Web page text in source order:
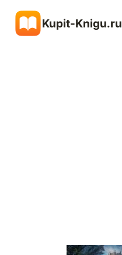
содержимому
Kupit-Knigu.ru